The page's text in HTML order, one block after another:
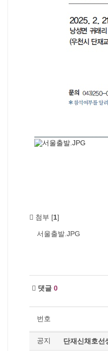
첨부 [1]
서울출발.JPG
댓글 0
번호
공지 단재신채호선